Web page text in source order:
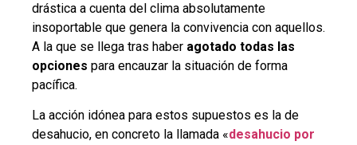
drástica a cuenta del clima absolutamente
insoportable que genera la convivencia con aquellos.
A la que se llega tras haber agotado todas las
opciones para encauzar la situación de forma
pacífica.
La acción idónea para estos supuestos es la de
desahucio, en concreto la llamada «desahucio por